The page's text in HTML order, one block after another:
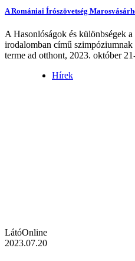
A Romániai Írószövetség
A Hasonlóságok és különbségek
irodalomban című
terme ad otthont, 2023. október
Hírek
LátóOnline
2023.07.20